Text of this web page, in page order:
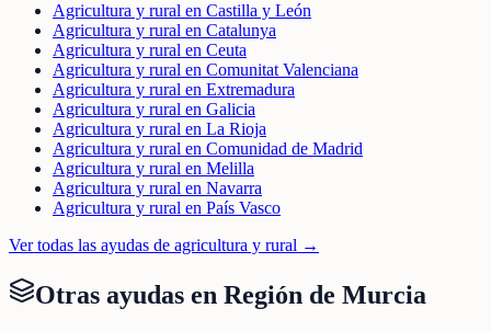
Agricultura y rural en Castilla y León
Agricultura y rural en Catalunya
Agricultura y rural en Ceuta
Agricultura y rural en Comunitat Valenciana
Agricultura y rural en Extremadura
Agricultura y rural en Galicia
Agricultura y rural en La Rioja
Agricultura y rural en Comunidad de Madrid
Agricultura y rural en Melilla
Agricultura y rural en Navarra
Agricultura y rural en País Vasco
Ver todas las ayudas de agricultura y rural →
Otras ayudas en Región de Murcia